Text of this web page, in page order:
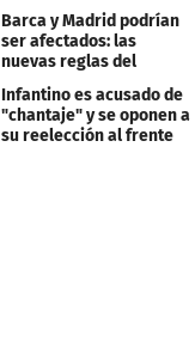
Barca y Madrid podrían
ser afectados: las
nuevas reglas del
arbitraje en LaLiga
Infantino es acusado de
"chantaje" y se oponen a
su reelección al frente